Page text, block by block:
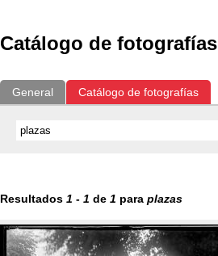
Catálogo de fotografías
General Catálogo de fotografías
Resultados 1 - 1 de 1 para plazas